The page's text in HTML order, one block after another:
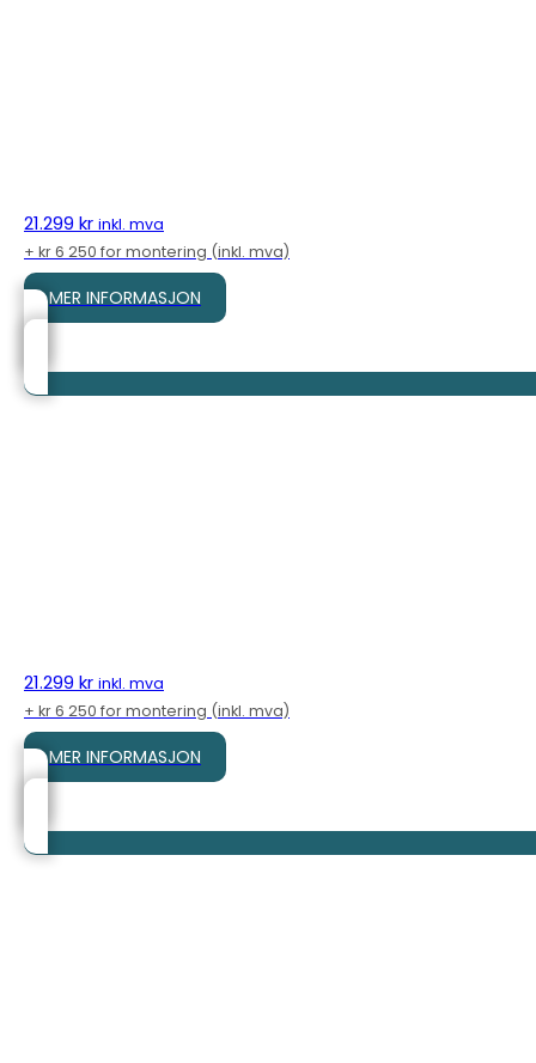
21.299 kr inkl. mva
+ kr 6 250 for montering (inkl. mva)
MER INFORMASJON
21.299 kr inkl. mva
+ kr 6 250 for montering (inkl. mva)
MER INFORMASJON